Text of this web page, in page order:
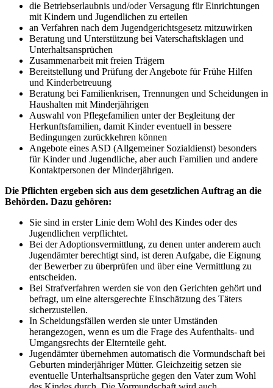
die Betriebserlaubnis und/oder Versagung für Einrichtungen
mit Kindern und Jugendlichen zu erteilen
an Verfahren nach dem Jugendgerichtsgesetz mitzuwirken
Beratung und Unterstützung bei Vaterschaftsklagen und
Unterhaltsansprüchen
Zusammenarbeit mit freien Trägern
Bereitstellung und Prüfung der Angebote für Frühe Hilfen
und Kinderbetreuung
Beratung bei Familienkrisen, Trennungen und Scheidungen in
Haushalten mit Minderjährigen
Auswahl von Pflegefamilien unter der Begleitung der
Herkunftsfamilien, damit Kinder eventuell in bessere
Bedingungen zurückkehren können
Angebote eines ASD (Allgemeiner Sozialdienst) besonders
für Kinder und Jugendliche, aber auch Familien und andere
Kontaktpersonen der Minderjährigen.
Die Pflichten ergeben sich aus dem gesetzlichen Auftrag an die
Behörden. Dazu gehören:
Sie sind in erster Linie dem Wohl des Kindes oder des
Jugendlichen verpflichtet.
Bei der Adoptionsvermittlung, zu denen unter anderem auch
Jugendämter berechtigt sind, ist deren Aufgabe, die Eignung
der Bewerber zu überprüfen und über eine Vermittlung zu
entscheiden.
Bei Strafverfahren werden sie von den Gerichten gehört und
befragt, um eine altersgerechte Einschätzung des Täters
sicherzustellen.
In Scheidungsfällen werden sie unter Umständen
herangezogen, wenn es um die Frage des Aufenthalts- und
Umgangsrechts der Elternteile geht.
Jugendämter übernehmen automatisch die Vormundschaft bei
Geburten minderjähriger Mütter. Gleichzeitig setzen sie
eventuelle Unterhaltsansprüche gegen den Vater zum Wohl